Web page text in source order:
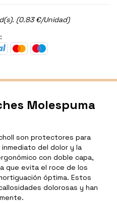
(0.83 €/Unidad)
Molespuma
son protectores para
del dolor y la
con doble capa,
que evita el roce de los
óptima. Estos
dolorosas y han